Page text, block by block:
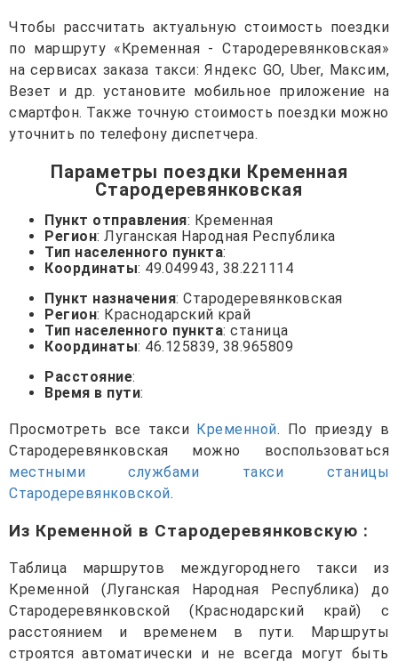
Чтобы рассчитать актуальную стоимость поездки
по маршруту «Кременная - Стародеревянковская»
на сервисах заказа такси: Яндекс GO, Uber, Максим,
Везет и др. установите мобильное приложение на
смартфон. Также точную стоимость поездки можно
уточнить по телефону диспетчера.
Параметры поездки Кременная
Стародеревянковская
Пункт отправления: Кременная
Регион: Луганская Народная Республика
Тип населенного пункта:
Координаты: 49.049943, 38.221114
Пункт назначения: Стародеревянковская
Регион: Краснодарский край
Тип населенного пункта: станица
Координаты: 46.125839, 38.965809
Расстояние:
Время в пути:
Просмотреть все такси Кременной. По приезду в
Стародеревянковская можно воспользоваться
местными службами такси станицы
Стародеревянковской.
Из Кременной в Стародеревянковскую :
Таблица маршрутов междугороднего такси из
Кременной (Луганская Народная Республика) до
Стародеревянковской (Краснодарский край) с
расстоянием и временем в пути. Маршруты
строятся автоматически и не всегда могут быть